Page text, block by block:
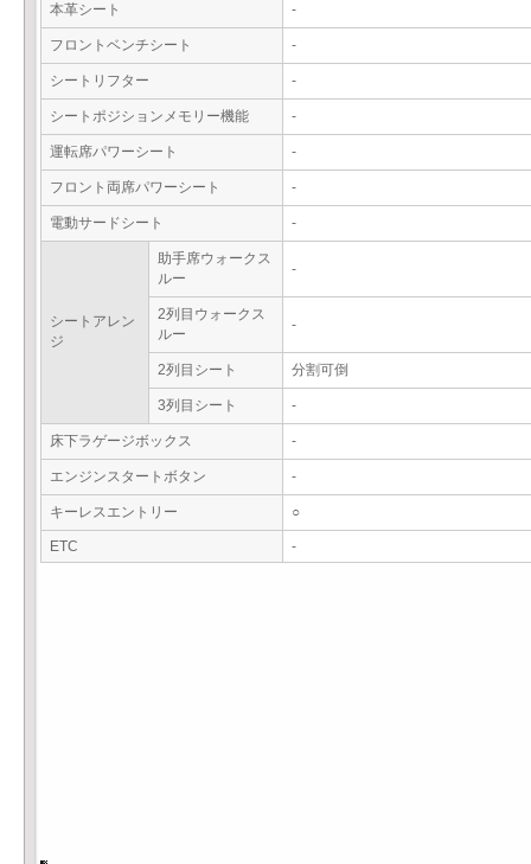
本革シート -
フロントベンチシート -
シートリフター -
シートポジションメモリー機能 -
運転席パワーシート -
フロント両席パワーシート -
電動サードシート -
シートアレン
ジ
助手席ウォークス
ルー
-
2列目ウォークス
ルー
-
2列目シート 分割可倒
3列目シート -
床下ラゲージボックス -
エンジンスタートボタン -
キーレスエントリー ○
ETC -